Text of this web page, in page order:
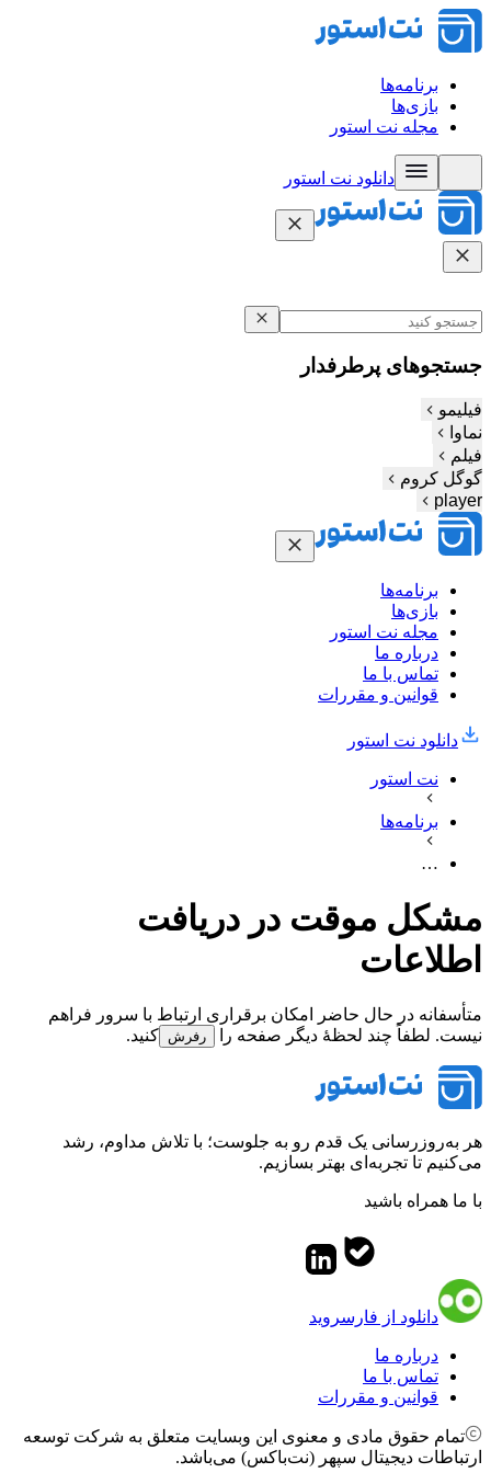
برنامه‌ها
بازی‌ها
مجله نت استور
دانلود نت‌ استور
جستجوهای پرطرفدار
فیلیمو
نماوا
فیلم‌
گوگل کروم
player
برنامه‌ها
بازی‌ها
مجله نت استور
درباره ما
تماس با ما
قوانین و مقررات
دانلود نت‌ استور
نت استور
برنامه‌ها
…
مشکل موقت در دریافت
اطلاعات
متأسفانه در حال حاضر امکان برقراری ارتباط با سرور فراهم
نیست. لطفاً چند لحظهٔ دیگر صفحه را
رفرش کنید.
هر به‌روزرسانی یک قدم رو به جلوست؛ با تلاش مداوم، رشد
می‌کنیم تا تجربه‌ای بهتر بسازیم.
با ما همراه باشید
دانلود از فارسروید
درباره ما
تماس با ما
قوانین و مقررات
تمام حقوق مادی و معنوی این وبسایت متعلق به شرکت توسعه
ارتباطات دیجیتال سپهر (نت‌باکس) می‌باشد.